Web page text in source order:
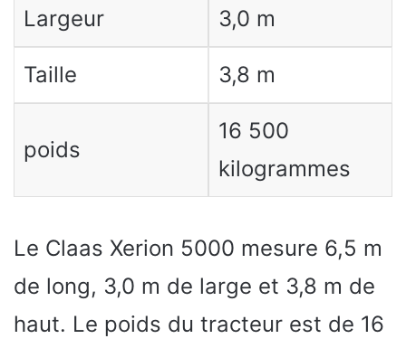
Largeur 3,0 m
Taille 3,8 m
poids
16 500
kilogrammes
Le Claas Xerion 5000 mesure 6,5 m
de long, 3,0 m de large et 3,8 m de
haut. Le poids du tracteur est de 16